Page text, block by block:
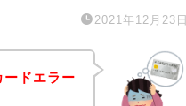
2021年12月23日
ドエラー